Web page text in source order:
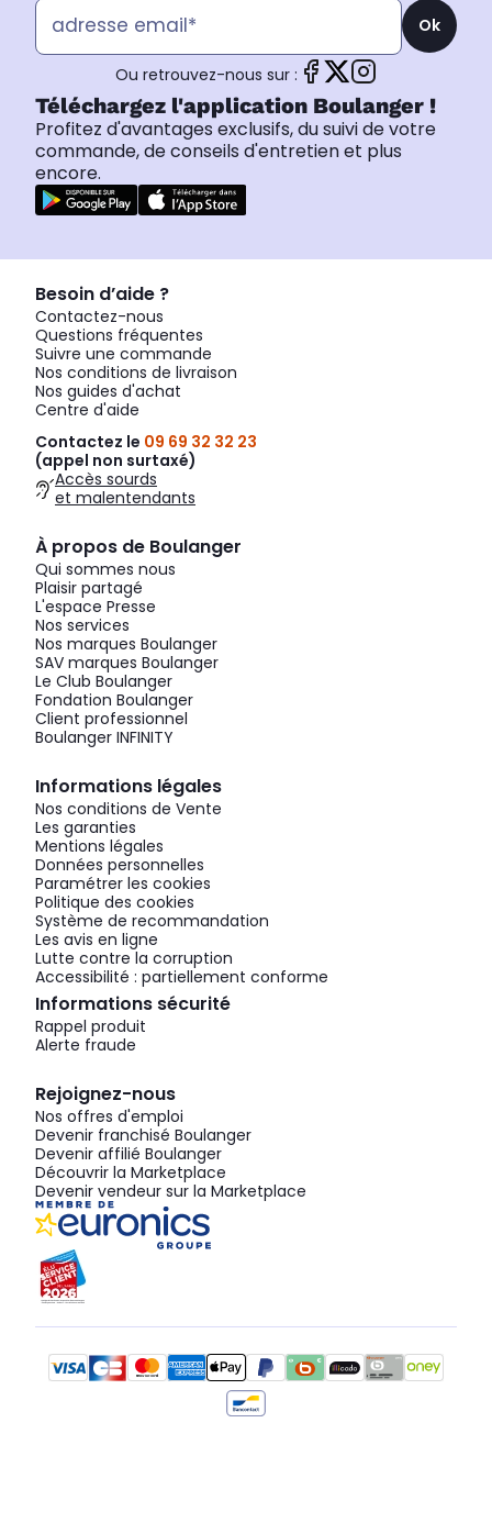
Ok
Ou retrouvez-nous sur :
Téléchargez l'application Boulanger !
Profitez d'avantages exclusifs, du suivi de votre
commande, de conseils d'entretien et plus
encore.
Besoin d’aide ?
Contactez-nous
Questions fréquentes
Suivre une commande
Nos conditions de livraison
Nos guides d'achat
Centre d'aide
Contactez le 09 69 32 32 23
(appel non surtaxé)
Accès sourds
et malentendants
À propos de Boulanger
Qui sommes nous
Plaisir partagé
L'espace Presse
Nos services
Nos marques Boulanger
SAV marques Boulanger
Le Club Boulanger
Fondation Boulanger
Client professionnel
Boulanger INFINITY
Informations légales
Nos conditions de Vente
Les garanties
Mentions légales
Données personnelles
Paramétrer les cookies
Politique des cookies
Système de recommandation
Les avis en ligne
Lutte contre la corruption
Accessibilité : partiellement conforme
Informations sécurité
Rappel produit
Alerte fraude
Rejoignez-nous
Nos offres d'emploi
Devenir franchisé Boulanger
Devenir affilié Boulanger
Découvrir la Marketplace
Devenir vendeur sur la Marketplace